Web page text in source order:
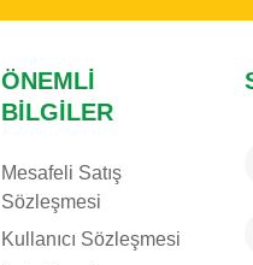
ÖNEMLI
BILGILER
Mesafeli Satış
Sözleşmesi
Kullanıcı Sözleşmesi